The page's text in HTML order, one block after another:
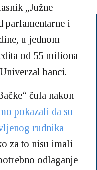
„Južne
i
u jednom
od 55 miliona
banci.
čula nakon
pokazali da su
rudnika
za to nisu imali
odlaganje